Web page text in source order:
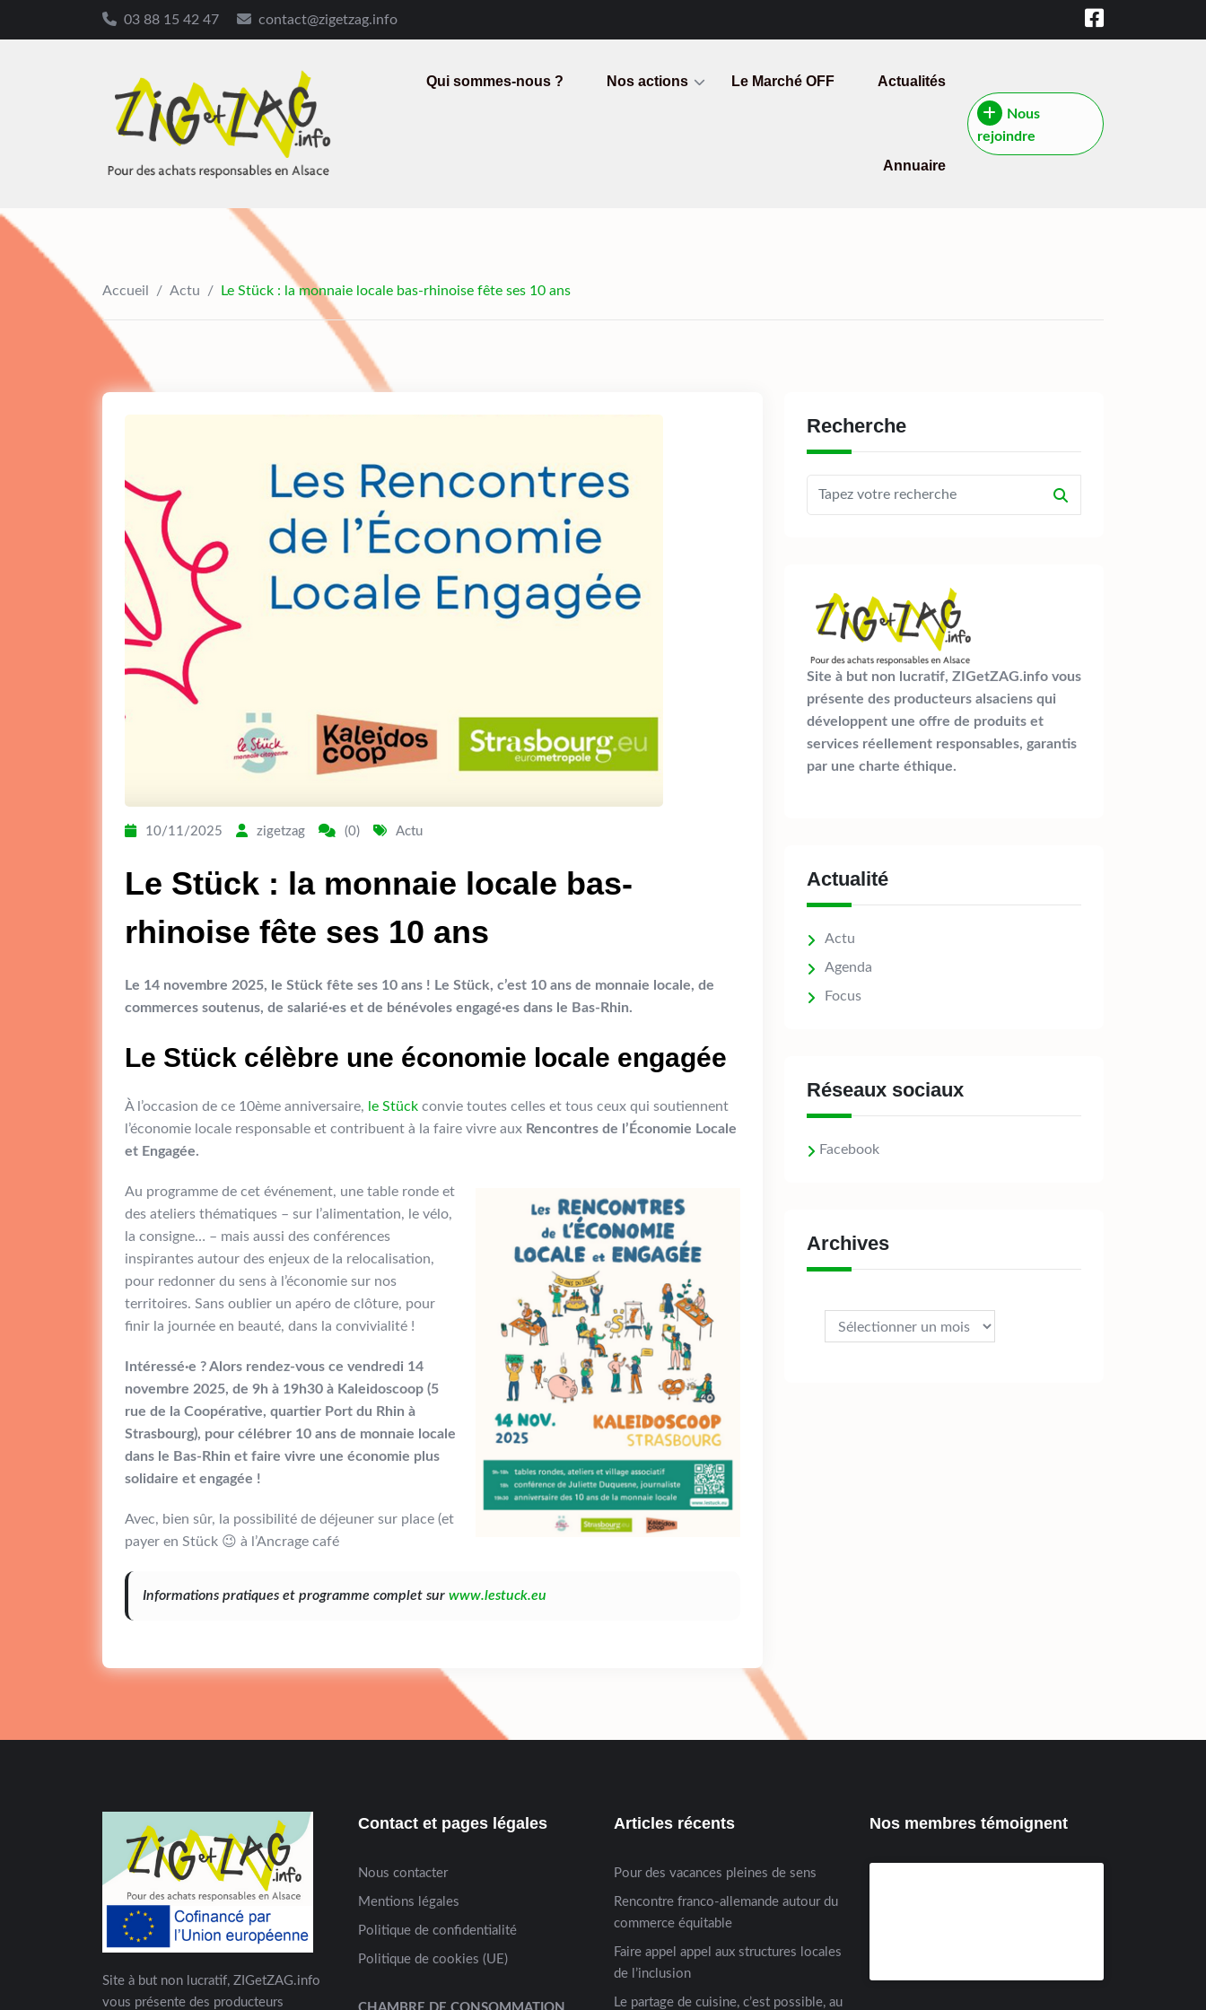
03 88 15 42 47 contact@zigetzag.info
Qui sommes-nous ? Nos actions Le Marché OFF Actualités
Annuaire
Nous
rejoindre
Accueil / Actu / Le Stück : la monnaie locale bas-rhinoise fête ses 10 ans
10/11/2025 zigetzag (0) Actu
Le Stück : la monnaie locale bas-
rhinoise fête ses 10 ans
Le 14 novembre 2025, le Stück fête ses 10 ans ! Le Stück, c’est 10 ans de monnaie locale, de
commerces soutenus, de salarié·es et de bénévoles engagé·es dans le Bas-Rhin.
Le Stück célèbre une économie locale engagée
À l’occasion de ce 10ème anniversaire, le Stück convie toutes celles et tous ceux qui soutiennent
l’économie locale responsable et contribuent à la faire vivre aux Rencontres de l’Économie Locale
et Engagée.
Au programme de cet événement, une table ronde et
des ateliers thématiques – sur l’alimentation, le vélo,
la consigne… – mais aussi des conférences
inspirantes autour des enjeux de la relocalisation,
pour redonner du sens à l’économie sur nos
territoires. Sans oublier un apéro de clôture, pour
finir la journée en beauté, dans la convivialité !
Intéressé·e ? Alors rendez-vous ce vendredi 14
novembre 2025, de 9h à 19h30 à Kaleidoscoop (5
rue de la Coopérative, quartier Port du Rhin à
Strasbourg), pour célébrer 10 ans de monnaie locale
dans le Bas-Rhin et faire vivre une économie plus
solidaire et engagée !
Avec, bien sûr, la possibilité de déjeuner sur place (et
payer en Stück 😉 à l’Ancrage café
Informations pratiques et programme complet sur www.lestuck.eu
Recherche
Site à but non lucratif, ZIGetZAG.info vous
présente des producteurs alsaciens qui
développent une offre de produits et
services réellement responsables, garantis
par une charte éthique.
Actualité
Actu
Agenda
Focus
Réseaux sociaux
Facebook
Archives
Site à but non lucratif, ZIGetZAG.info
vous présente des producteurs
Contact et pages légales
Nous contacter
Mentions légales
Politique de confidentialité
Politique de cookies (UE)
Articles récents
Pour des vacances pleines de sens
Rencontre franco-allemande autour du
commerce équitable
Faire appel appel aux structures locales
de l’inclusion
Le partage de cuisine, c’est possible, au
Nos membres témoignent